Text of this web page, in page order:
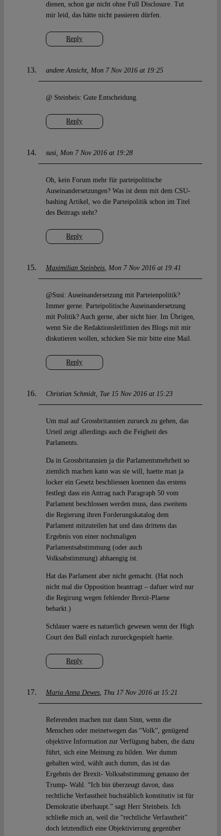
Reply
dienen, schon gar nicht ohne Full Disclosure. Tut
mir leid, das hätte nicht passieren dürfen.
andere Ansicht Mon 7 Nov 2016 at 19:25
Reply
@ Steinbeis: Gute Entscheidung.
susi Mon 7 Nov 2016 at 19:28
Reply
Oh, kein Forum mehr für parteipolitische
Auseinandersetzungen? Was ist denn mit dem CSU-
bashing Artikel, wo die Parteipolitik schon im Titel
des Beitrags steht?
Maximilian Steinbeis Mon 7 Nov 2016 at 19:41
Reply
@Susi: Auseinandersetzung mit Parteienpolitik?
Immer gerne. Parteipolitische Auseinandersetzung
mit Politik? Auch gerne, aber nicht hier. Im Übrigen,
wenn Sie die Redaktionsleitlinien des Blogs mit mir
diskutieren wollen, schicken Sie mir bitte eine Mail.
Christian Schmidt Tue 15 Nov 2016 at 15:23
Reply
Um mal auf Grossbritannien zurueck zu gehen, das
Urteil zeigt allerdings auch die Feigheit des
Parlaments.
Da in Grossbritannien ja die Parlamentsmehrheit so
ziemlich machen kann was sie will, haette man ja
locker ein Gesetz beschliessen koennen das erstens
festlegt dass ein Antrag nach Paragraph 50 vom
Parlament beschlossen werden muss, dass zweitens
die Regierung ihren Forderungskatalog dem
Parlament mitzuteilen hat und dass drittens das
Ergebnis von einer nochmaligen
Parlamentsabstimmung (oder auch
Volksabstimmung) abhaengig ist.
Hat das Parlament aber nicht gemacht. (Hat noch
nicht mal die Opposition beantragt – dafuer wird nur
die Regirung wegen fehlender Brexit-Plaene
beharkt.)
Schlauer waere es natuerlich gewesen wenn der High
Court den Ball einfach zurueckgespielt haette.
Maria Anna Dewes Thu 17 Nov 2016 at 15:21
Referenden machen nur dann Sinn, wenn die
Menschen oder meinetwegen das “Volk”, genügend
objektive Information zur Verfügung haben, die dazu
führt, sich eine Meinung zu bilden. Wer dumm
gehalten wird, wählt auch dumm, das ist das
Ergebnis der Brexit- Volksabstimmung genauso der
Trump- Wahl. “Ich bin überzeugt davon, dass
rechtliche Verfasstheit buchstäblich konstitutiv ist für
Demokratie überhaupt.” sagt Herr Steinbeis. Ich
schließe mich an, weil die “rechtliche Verfasstheit”
doch letztendlich eine Objektivierung gegenüber